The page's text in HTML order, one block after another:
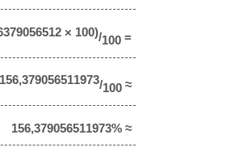
× 100)/100 =
156,379056511973/100 ≈
156,379056511973% ≈